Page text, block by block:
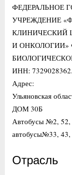
ФЕДЕРАЛЬНОЕ
УЧРЕЖДЕНИЕ
КЛИНИЧЕСКИЙ
И ОНКОЛОГИИ»
ИНН: 7329028362.
Адрес:
Ульяновская
ДОМ 30Б
Автобусы №2, 52,
автобусы№33, 43,
Отрасль